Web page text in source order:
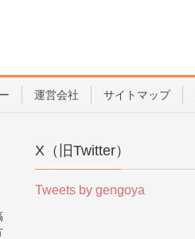
運営会社 サイトマップ
X（旧Twitter）
Tweets by gengoya